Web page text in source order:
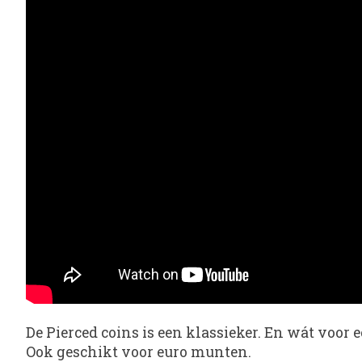
De Pierced coins is een klassieker. En wát voor
Ook geschikt voor euro munten.